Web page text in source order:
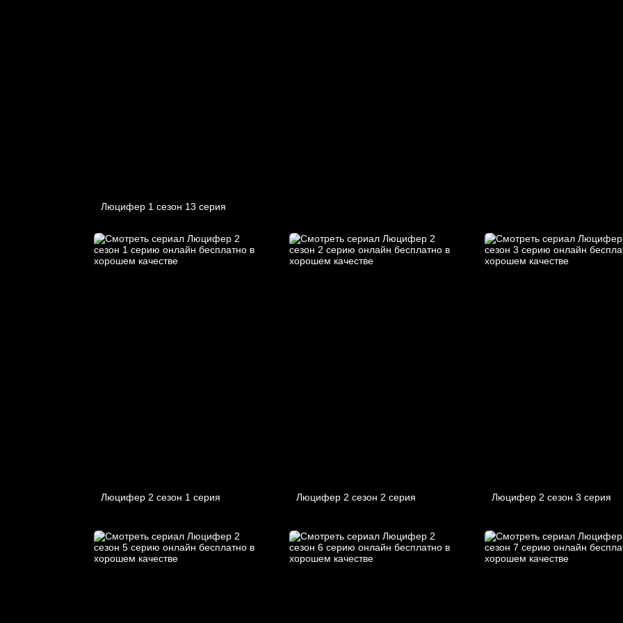
Люцифер 1 cезон 13 cерия
Люцифер 2 cезон 1 cерия Люцифер 2 cезон 2 cерия Люцифер 2 cезон 3 cерия